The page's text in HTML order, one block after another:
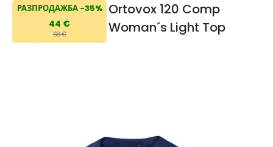
РАЗПРОДАЖБА -35%
44 €
68 €
Ortovox 120 Comp
Woman´s Light Top